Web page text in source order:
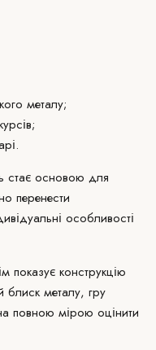
металу;
стає основою для
перенести
особливості
показує конструкцію
блиск металу, гру
повною мірою оцінити